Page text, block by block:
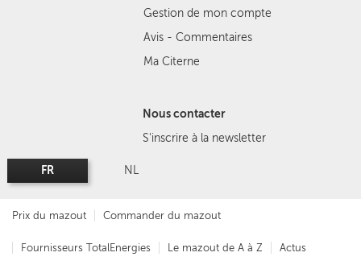
Gestion de mon compte
Avis - Commentaires
Ma Citerne
Nous contacter
S'inscrire à la newsletter
FR NL
Prix du mazout Commander du mazout
Fournisseurs TotalEnergies Le mazout de A à Z Actus